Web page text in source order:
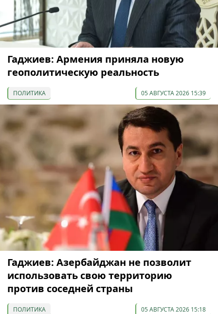
Гаджиев: Армения приняла новую
геополитическую реальность
ПОЛИТИКА 05 АВГУСТА 2026 15:39
Гаджиев: Азербайджан не позволит
использовать свою территорию
против соседней страны
ПОЛИТИКА 05 АВГУСТА 2026 15:18